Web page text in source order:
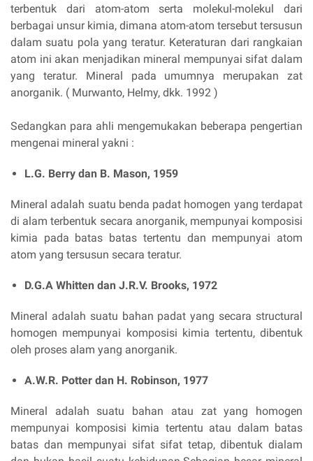
terbentuk dari atom-atom serta molekul-molekul dari
berbagai unsur kimia, dimana atom-atom tersebut tersusun
dalam suatu pola yang teratur. Keteraturan dari rangkaian
atom ini akan menjadikan mineral mempunyai sifat dalam
yang teratur. Mineral pada umumnya merupakan zat
anorganik. ( Murwanto, Helmy, dkk. 1992 )
Sedangkan para ahli mengemukakan beberapa pengertian
mengenai mineral yakni :
L.G. Berry dan B. Mason, 1959
Mineral adalah suatu benda padat homogen yang terdapat
di alam terbentuk secara anorganik, mempunyai komposisi
kimia pada batas batas tertentu dan mempunyai atom
atom yang tersusun secara teratur.
D.G.A Whitten dan J.R.V. Brooks, 1972
Mineral adalah suatu bahan padat yang secara structural
homogen mempunyai komposisi kimia tertentu, dibentuk
oleh proses alam yang anorganik.
A.W.R. Potter dan H. Robinson, 1977
Mineral adalah suatu bahan atau zat yang homogen
mempunyai komposisi kimia tertentu atau dalam batas
batas dan mempunyai sifat sifat tetap, dibentuk dialam